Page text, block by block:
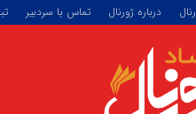
درباره ژورنال تماس با سردبیر